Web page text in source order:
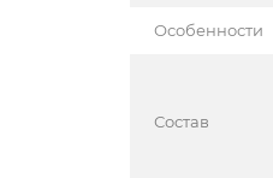
Особенности
Состав